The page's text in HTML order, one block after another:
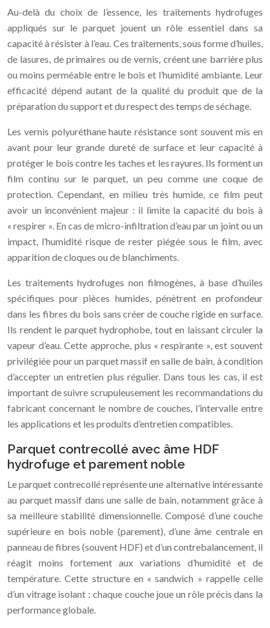
Au-delà du choix de l’essence, les traitements hydrofuges
appliqués sur le parquet jouent un rôle essentiel dans sa
capacité à résister à l’eau. Ces traitements, sous forme d’huiles,
de lasures, de primaires ou de vernis, créent une barrière plus
ou moins perméable entre le bois et l’humidité ambiante. Leur
efficacité dépend autant de la qualité du produit que de la
préparation du support et du respect des temps de séchage.
Les vernis polyuréthane haute résistance sont souvent mis en
avant pour leur grande dureté de surface et leur capacité à
protéger le bois contre les taches et les rayures. Ils forment un
film continu sur le parquet, un peu comme une coque de
protection. Cependant, en milieu très humide, ce film peut
avoir un inconvénient majeur : il limite la capacité du bois à
« respirer ». En cas de micro-infiltration d’eau par un joint ou un
impact, l’humidité risque de rester piégée sous le film, avec
apparition de cloques ou de blanchiments.
Les traitements hydrofuges non filmogènes, à base d’huiles
spécifiques pour pièces humides, pénètrent en profondeur
dans les fibres du bois sans créer de couche rigide en surface.
Ils rendent le parquet hydrophobe, tout en laissant circuler la
vapeur d’eau. Cette approche, plus « respirante », est souvent
privilégiée pour un parquet massif en salle de bain, à condition
d’accepter un entretien plus régulier. Dans tous les cas, il est
important de suivre scrupuleusement les recommandations du
fabricant concernant le nombre de couches, l’intervalle entre
les applications et les produits d’entretien compatibles.
Parquet contrecollé avec âme HDF
hydrofuge et parement noble
Le parquet contrecollé représente une alternative intéressante
au parquet massif dans une salle de bain, notamment grâce à
sa meilleure stabilité dimensionnelle. Composé d’une couche
supérieure en bois noble (parement), d’une âme centrale en
panneau de fibres (souvent HDF) et d’un contrebalancement, il
réagit moins fortement aux variations d’humidité et de
température. Cette structure en « sandwich » rappelle celle
d’un vitrage isolant : chaque couche joue un rôle précis dans la
performance globale.